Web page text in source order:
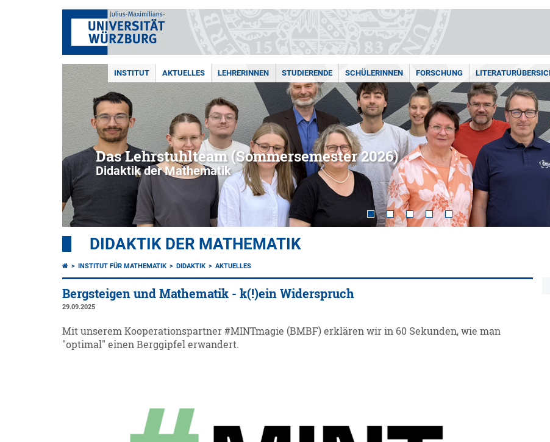
INSTITUT AKTUELLES LEHRERINNEN STUDIERENDE SCHÜLERINNEN FORSCHUNG
Das Lehrstuhlteam (Sommersemester 2026)
Didaktik der Mathematik
DIDAKTIK DER MATHEMATIK
INSTITUT FÜR MATHEMATIK DIDAKTIK AKTUELLES
Bergsteigen und Mathematik - k(!)ein Widerspruch
29.09.2025
Mit unserem Kooperationspartner #MINTmagie (BMBF) erklären wir in 60 Sekunden, wie man
"optimal" einen Berggipfel erwandert.